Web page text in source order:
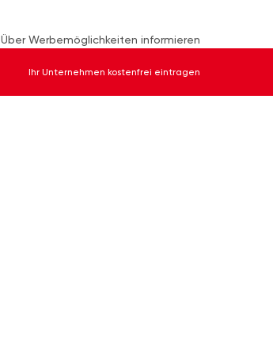
Über Werbemöglichkeiten informieren
Ihr Unternehmen kostenfrei eintragen